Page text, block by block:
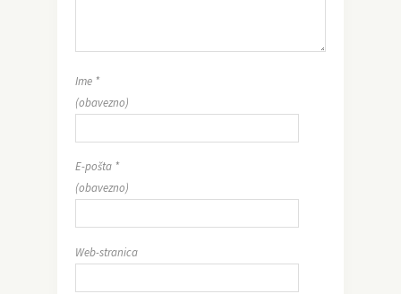
Ime *
(obavezno)
E-pošta *
(obavezno)
Web-stranica